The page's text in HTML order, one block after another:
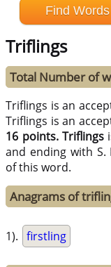
Triflings
Total Number of
Triflings is an
Triflings is an
16 points. Triflings
and ending with
of this word.
Anagrams of
1). firstling